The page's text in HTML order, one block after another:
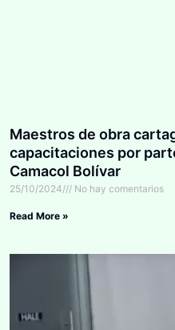
Maestros de obra
capacitaciones por
Camacol Bolívar
25/10/2024 No hay comentarios
Read More »